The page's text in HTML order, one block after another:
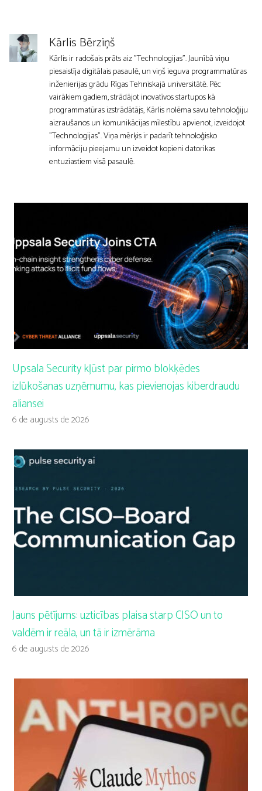
Kārlis Bērziņš
Kārlis ir radošais prāts aiz "Technologijas". Jaunībā viņu
piesaistīja digitālais pasaulē, un viņš ieguva programmatūras
inženierijas grādu Rīgas Tehniskajā universitātē. Pēc
vairākiem gadiem, strādājot inovatīvos startupos kā
programmatūras izstrādātājs, Kārlis nolēma savu tehnoloģiju
aizraušanos un komunikācijas mīlestību apvienot, izveidojot
"Technologijas". Viņa mērķis ir padarīt tehnoloģisko
informāciju pieejamu un izveidot kopieni datorikas
entuziastiem visā pasaulē.
Upsala Security kļūst par pirmo blokķēdes
izlūkošanas uzņēmumu, kas pievienojas kiberdraudu
aliansei
6 de augusts de 2026
Jauns pētījums: uzticības plaisa starp CISO un to
valdēm ir reāla, un tā ir izmērāma
6 de augusts de 2026